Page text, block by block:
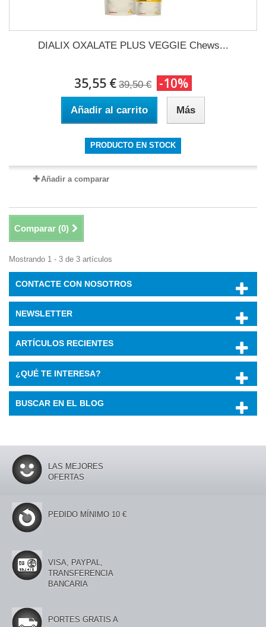
DIALIX OXALATE PLUS VEGGIE Chews...
35,55 € 39,50 € -10%
Añadir al carrito Más
PRODUCTO EN STOCK
Añadir a comparar
Comparar (0)
Mostrando 1 - 3 de 3 artículos
CONTACTE CON NOSOTROS
NEWSLETTER
ARTÍCULOS RECIENTES
¿QUÉ TE INTERESA?
BUSCAR EN EL BLOG
LAS MEJORES
OFERTAS
PEDIDO MÍNIMO 10 €
VISA, PAYPAL,
TRANSFERENCIA
BANCARIA
PORTES GRATIS A